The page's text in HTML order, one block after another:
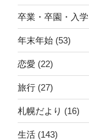
卒業・卒園・入
年末年始 (53)
恋愛 (22)
旅行 (27)
札幌だより (16)
生活 (143)